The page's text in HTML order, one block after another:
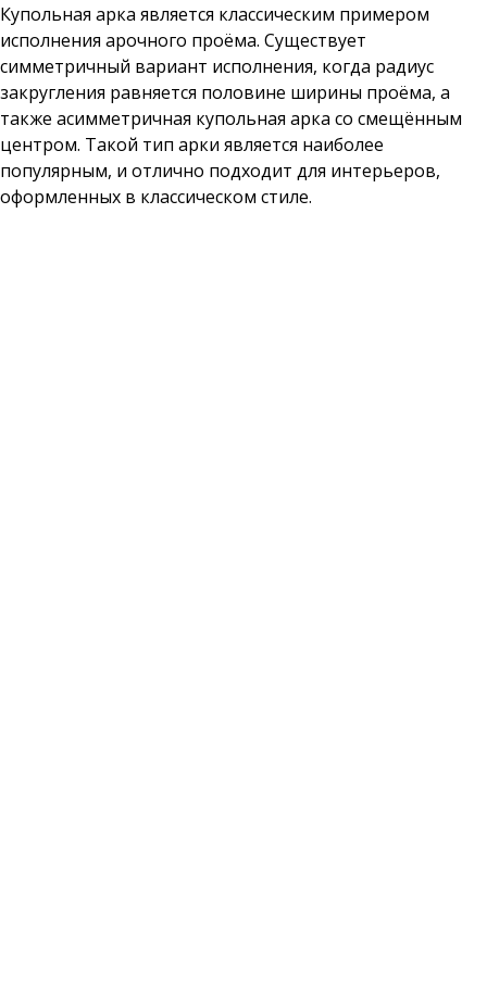
Купольная арка является классическим примером
исполнения арочного проёма. Существует
симметричный вариант исполнения, когда радиус
закругления равняется половине ширины проёма, а
также асимметричная купольная арка со смещённым
центром. Такой тип арки является наиболее
популярным, и отлично подходит для интерьеров,
оформленных в классическом стиле.